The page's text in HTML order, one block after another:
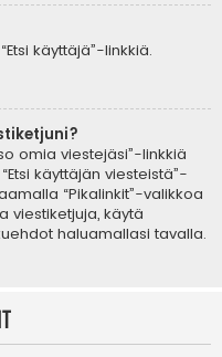
käyttäjä”-linkkiä.
omia viestejäsi”-linkkiä
käyttäjän viesteistä”-
“Pikalinkit”-valikkoa
viestiketjuja, käytä
haluamallasi tavalla.